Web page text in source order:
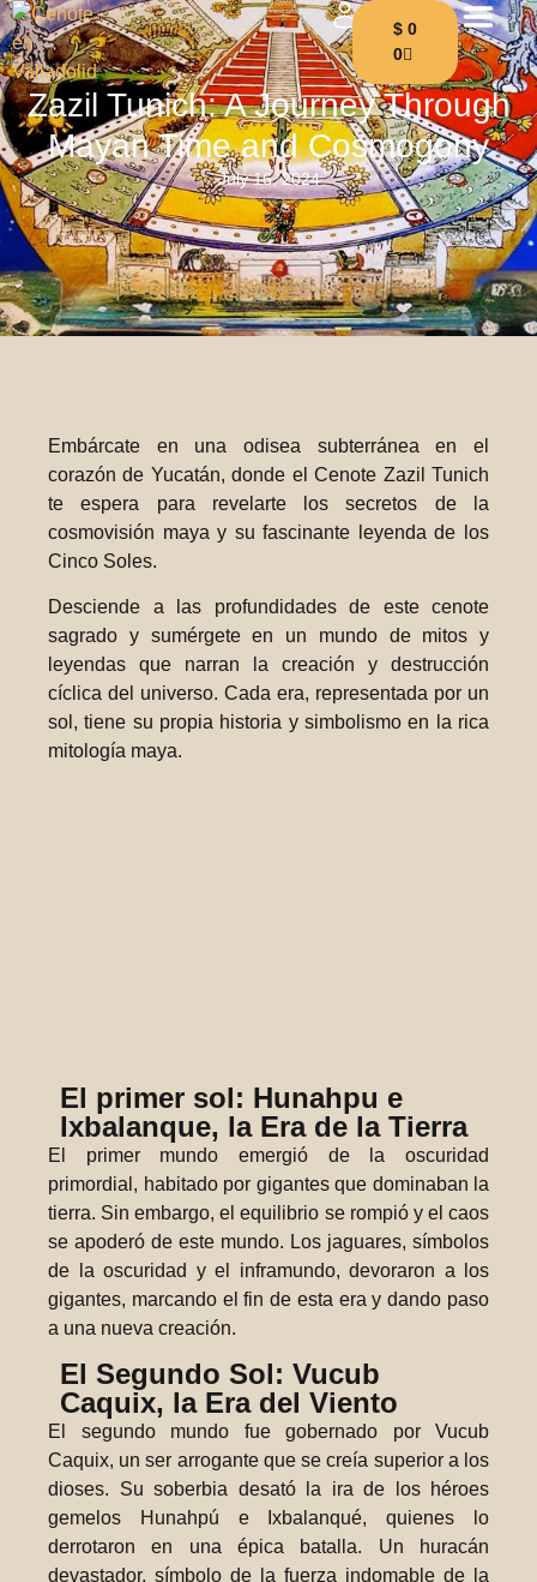
$ 0
0
Zazil Tunich: A Journey Through
Mayan Time and Cosmogony
July 16, 2024
Embárcate en una odisea subterránea en el
corazón de Yucatán, donde el Cenote Zazil Tunich
te espera para revelarte los secretos de la
cosmovisión maya y su fascinante leyenda de los
Cinco Soles.
Desciende a las profundidades de este cenote
sagrado y sumérgete en un mundo de mitos y
leyendas que narran la creación y destrucción
cíclica del universo. Cada era, representada por un
sol, tiene su propia historia y simbolismo en la rica
mitología maya.
El primer sol: Hunahpu e
Ixbalanque, la Era de la Tierra
El primer mundo emergió de la oscuridad
primordial, habitado por gigantes que dominaban la
tierra. Sin embargo, el equilibrio se rompió y el caos
se apoderó de este mundo. Los jaguares, símbolos
de la oscuridad y el inframundo, devoraron a los
gigantes, marcando el fin de esta era y dando paso
a una nueva creación.
El Segundo Sol: Vucub
Caquix, la Era del Viento
El segundo mundo fue gobernado por Vucub
Caquix, un ser arrogante que se creía superior a los
dioses. Su soberbia desató la ira de los héroes
gemelos Hunahpú e Ixbalanqué, quienes lo
derrotaron en una épica batalla. Un huracán
devastador, símbolo de la fuerza indomable de la